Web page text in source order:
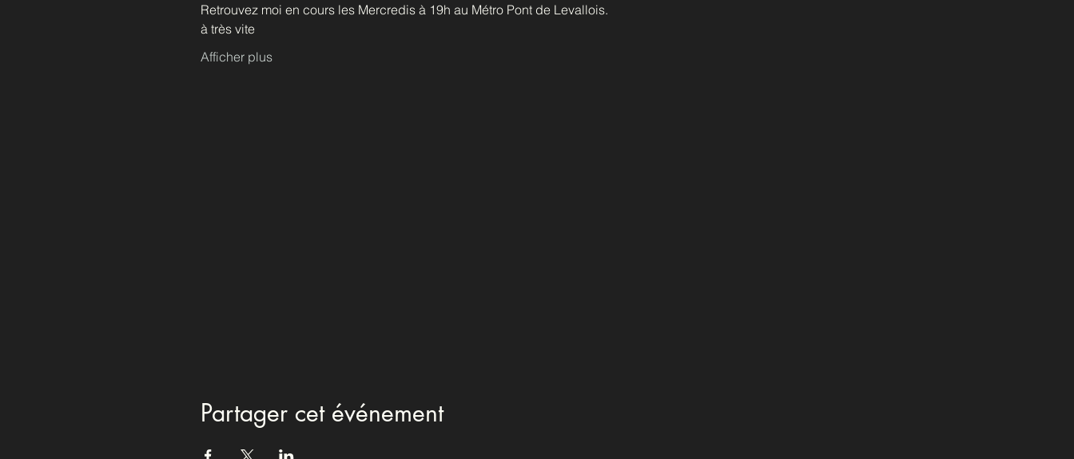
Retrouvez moi en cours les Mercredis à 19h au Métro Pont de Levallois.
à très vite
Afficher plus
Partager cet événement